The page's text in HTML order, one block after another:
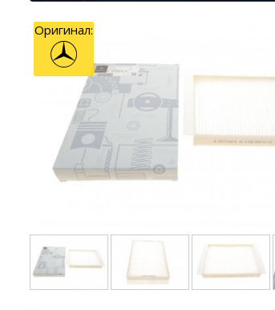
Оригинал: